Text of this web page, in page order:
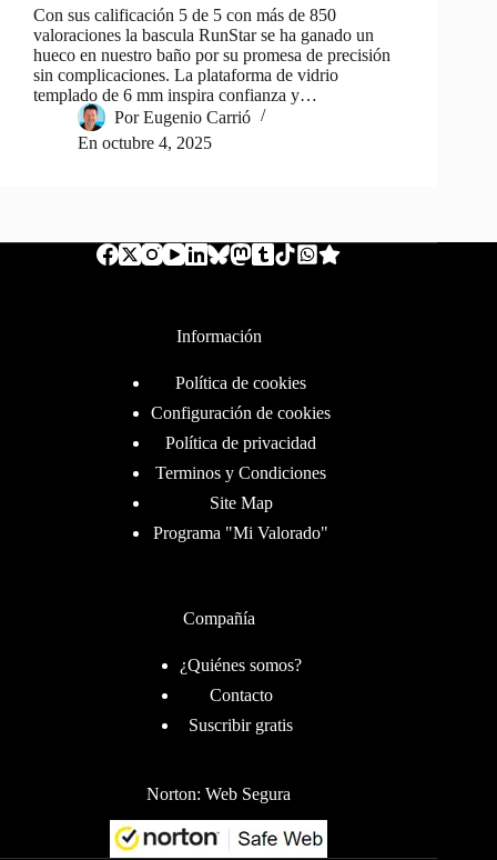
Con sus calificación 5 de 5 con más de 850
valoraciones la bascula RunStar se ha ganado un
hueco en nuestro baño por su promesa de precisión
sin complicaciones. La plataforma de vidrio
templado de 6 mm inspira confianza y…
Por Eugenio Carrió
En octubre 4, 2025
Información
Política de cookies
Configuración de cookies
Política de privacidad
Terminos y Condiciones
Site Map
Programa "Mi Valorado"
Compañía
¿Quiénes somos?
Contacto
Suscribir gratis
Norton: Web Segura